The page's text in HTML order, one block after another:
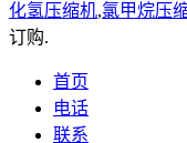
化氢压缩机,氯甲烷压
订购.
首页
电话
联系